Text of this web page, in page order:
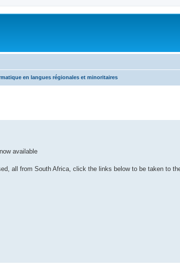
en langues régionales et minoritaires
available
all from South Africa, click the links below to be taken to